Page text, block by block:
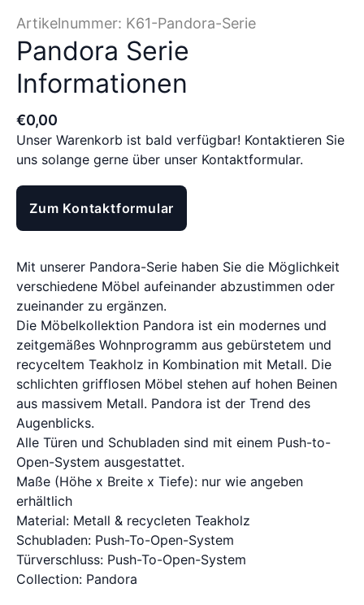
Artikelnummer: K61-Pandora-Serie
Pandora Serie
Informationen
€0,00
Unser Warenkorb ist bald verfügbar! Kontaktieren Sie
uns solange gerne über unser Kontaktformular.
Zum Kontaktformular
Mit unserer Pandora-Serie haben Sie die Möglichkeit
verschiedene Möbel aufeinander abzustimmen oder
zueinander zu ergänzen.
Die Möbelkollektion Pandora ist ein modernes und
zeitgemäßes Wohnprogramm aus gebürstetem und
recyceltem Teakholz in Kombination mit Metall. Die
schlichten grifflosen Möbel stehen auf hohen Beinen
aus massivem Metall. Pandora ist der Trend des
Augenblicks.
Alle Türen und Schubladen sind mit einem Push-to-
Open-System ausgestattet.
Maße (Höhe x Breite x Tiefe): nur wie angeben
erhältlich
Material: Metall & recycleten Teakholz
Schubladen: Push-To-Open-System
Türverschluss: Push-To-Open-System
Collection: Pandora